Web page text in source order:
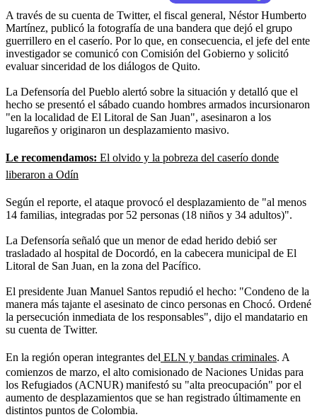
A través de su cuenta de Twitter, el fiscal general, Néstor Humberto
Martínez, publicó la fotografía de una bandera que dejó el grupo
guerrillero en el caserío. Por lo que, en consecuencia, el jefe del ente
investigador se comunicó con Comisión del Gobierno y solicitó
evaluar sinceridad de los diálogos de Quito.
La Defensoría del Pueblo alertó sobre la situación y detalló que el
hecho se presentó el sábado cuando hombres armados incursionaron
"en la localidad de El Litoral de San Juan", asesinaron a los
lugareños y originaron un desplazamiento masivo.
Le recomendamos: El olvido y la pobreza del caserío donde
liberaron a Odín
Según el reporte, el ataque provocó el desplazamiento de "al menos
14 familias, integradas por 52 personas (18 niños y 34 adultos)".
La Defensoría señaló que un menor de edad herido debió ser
trasladado al hospital de Docordó, en la cabecera municipal de El
Litoral de San Juan, en la zona del Pacífico.
El presidente Juan Manuel Santos repudió el hecho: "Condeno de la
manera más tajante el asesinato de cinco personas en Chocó. Ordené
la persecución inmediata de los responsables", dijo el mandatario en
su cuenta de Twitter.
En la región operan integrantes del ELN y bandas criminales. A
comienzos de marzo, el alto comisionado de Naciones Unidas para
los Refugiados (ACNUR) manifestó su "alta preocupación" por el
aumento de desplazamientos que se han registrado últimamente en
distintos puntos de Colombia.